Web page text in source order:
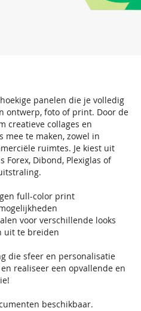
panelen die je volledig
ontwerp, foto of print. Door de
creatieve collages en
mee te maken, zowel in
ruimtes. Je kiest uit
Forex, Dibond, Plexiglas of
full-color print
voor verschillende looks
uit te breiden
die sfeer en personalisatie
realiseer een opvallende en
beschikbaar.